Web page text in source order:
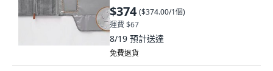
$374 ($374.00/1個)
運費 $67
8/19 預計送達
免費退貨